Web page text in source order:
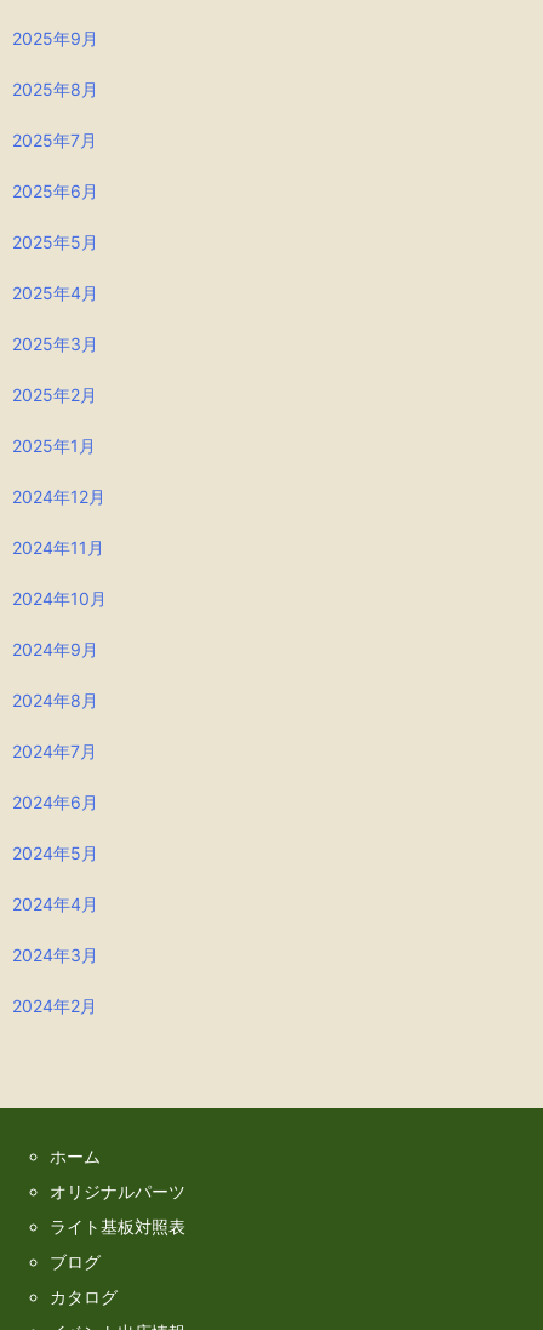
2025年9月
2025年8月
2025年7月
2025年6月
2025年5月
2025年4月
2025年3月
2025年2月
2025年1月
2024年12月
2024年11月
2024年10月
2024年9月
2024年8月
2024年7月
2024年6月
2024年5月
2024年4月
2024年3月
2024年2月
ホーム
オリジナルパーツ
ライト基板対照表
ブログ
カタログ